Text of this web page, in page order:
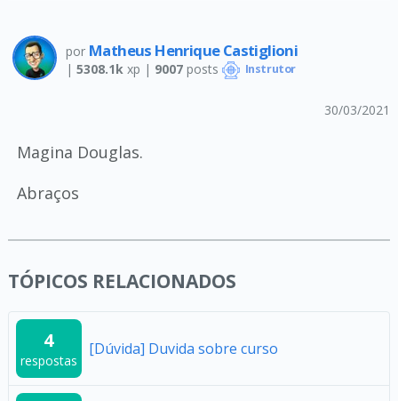
por Matheus Henrique Castiglioni
| 5308.1k xp | 9007posts Instrutor
30/03/2021
Magina Douglas.
Abraços
TÓPICOS RELACIONADOS
4
respostas
[Dúvida] Duvida sobre curso